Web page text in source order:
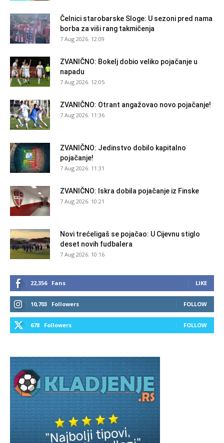
Čelnici starobarske Sloge: U sezoni pred nama
borba za viši rang takmičenja
7 Aug 2026. 12:09
ZVANIČNO: Bokelj dobio veliko pojačanje u
napadu
7 Aug 2026. 12:05
ZVANIČNO: Otrant angažovao novo pojačanje!
7 Aug 2026. 11:36
ZVANIČNO: Jedinstvo dobilo kapitalno
pojačanje!
7 Aug 2026. 11:31
ZVANIČNO: Iskra dobila pojačanje iz Finske
7 Aug 2026. 10:21
Novi trećeligaš se pojačao: U Cijevnu stiglo
deset novih fudbalera
7 Aug 2026. 10:16
22,356 Fans LIKE
10,703 Followers FOLLOW
678 Followers FOLLOW